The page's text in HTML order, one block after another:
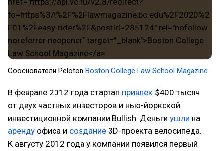
Сооснователи Peloton Boston College Law School Magazine
В феврале 2012 года стартап привлёк $400 тысяч
от двух частных инвесторов и нью-йоркской
инвестиционной компании Bullish. Деньги ушли на
аренду офиса и создание 3D-проекта велосипеда.
К августу 2012 года у компании появился первый